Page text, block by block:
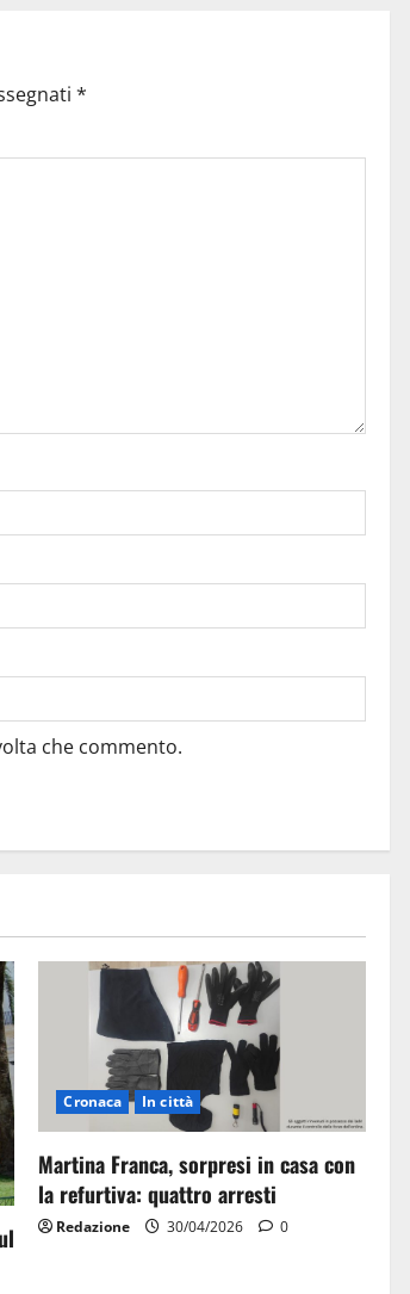
*
che commento.
Cronaca In città
Martina Franca, sorpresi in casa con
la refurtiva: quattro arresti
Redazione 30/04/2026 0